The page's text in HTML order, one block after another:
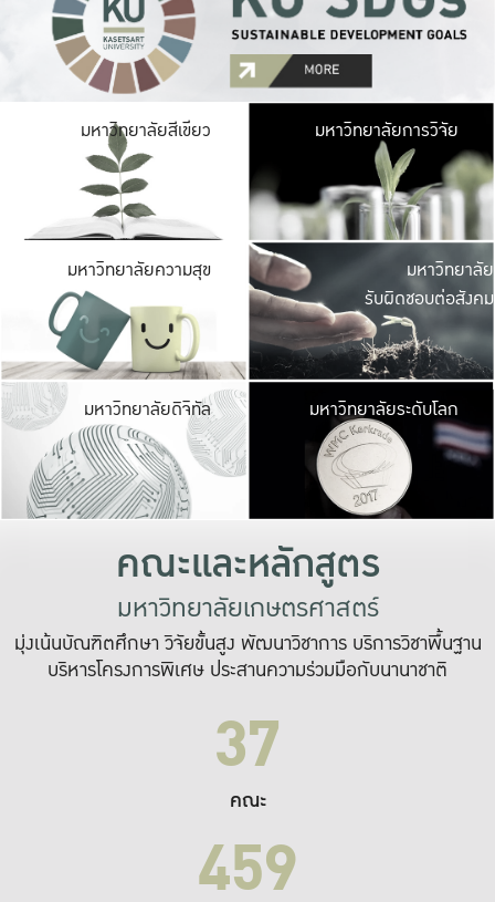
มหาวิทยาลัยสีเขียว มหาวิ
มีพื้นที่เขียวสดใส
เป็นป่าในเมือง เกษต
มหาวิทยาลัยการวิจัย
มหาวิทยาลัยความสุข มหาวิ
ค
เปิดประ
และพบเรื่องราวใ
มหาวิทยาลัย
รับผิดชอบต่อสังคม
มหาวิทยาลัยดิจิทัล มหาวิ
เปลี่ยนแปลง แล
เพื่อทำง
ระบบสารสนเทศ
มหาวิทยาลัยระดับโลก
คณะและหลักสูตร
มหาวิทยาลัยเกษตรศาสตร์
มุ่งเน้นบัณฑิตศึกษา วิจัยขั้นสูง พัฒนาวิชาการ บริการวิชาพื้นฐาน
บริหารโครงการพิเศษ ประสานความร่วมมือกับนานาชาติ
37
คณะ
459